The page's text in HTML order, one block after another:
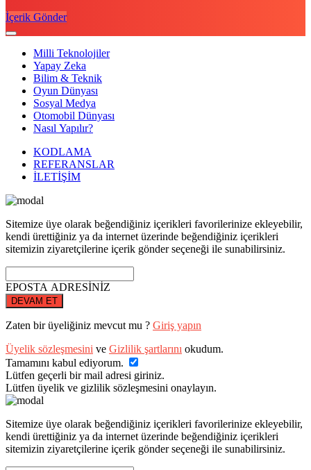
İçerik Gönder
Milli Teknolojiler
Yapay Zeka
Bilim & Teknik
Oyun Dünyası
Sosyal Medya
Otomobil Dünyası
Nasıl Yapılır?
KODLAMA
REFERANSLAR
İLETİŞİM
Sitemize üye olarak beğendiğiniz içerikleri favorilerinize ekleyebilir,
kendi ürettiğiniz ya da internet üzerinde beğendiğiniz içerikleri
sitemizin ziyaretçilerine içerik gönder seçeneği ile sunabilirsiniz.
EPOSTA ADRESİNİZ
DEVAM ET
Zaten bir üyeliğiniz mevcut mu ? Giriş yapın
Üyelik sözleşmesini ve Gizlilik şartlarını okudum.
Tamamını kabul ediyorum.
Lütfen geçerli bir mail adresi giriniz.
Lütfen üyelik ve gizlilik sözleşmesini onaylayın.
Sitemize üye olarak beğendiğiniz içerikleri favorilerinize ekleyebilir,
kendi ürettiğiniz ya da internet üzerinde beğendiğiniz içerikleri
sitemizin ziyaretçilerine içerik gönder seçeneği ile sunabilirsiniz.